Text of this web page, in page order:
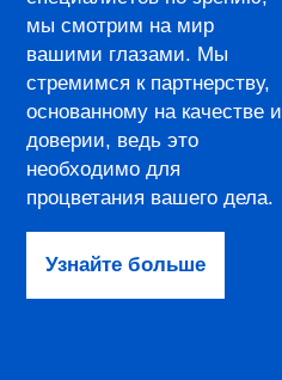
мы смотрим на мир
вашими глазами. Мы
стремимся к партнерству,
основанному на качестве и
доверии, ведь это
необходимо для
процветания вашего дела.
Узнайте больше